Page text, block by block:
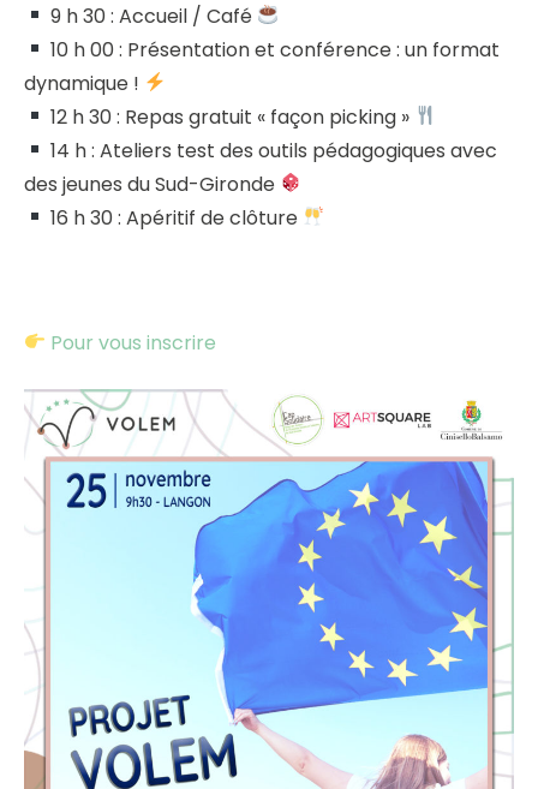
9 h 30 : Accueil / Café
10 h 00 : Présentation et conférence : un format
dynamique !
12 h 30 : Repas gratuit « façon picking »
14 h : Ateliers test des outils pédagogiques avec
des jeunes du Sud-Gironde
16 h 30 : Apéritif de clôture
Pour vous inscrire